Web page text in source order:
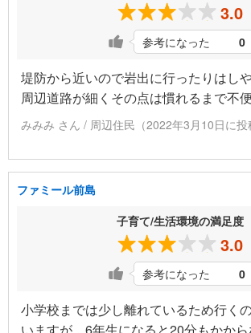
3.0
参考になった 0
堤防から近いので岩出に行ったりはしや
周辺道路が細くその点は慣れるまで不便
みみみ さん / 周辺住民（2022年3月10日に投
ファミール前島
子育て/生活環境の満足度
3.0
参考になった 0
小学校までは少し離れているため行く